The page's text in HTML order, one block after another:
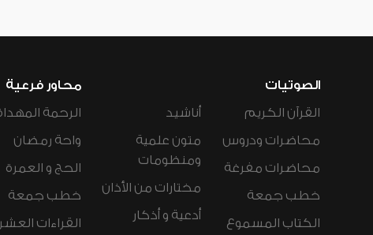
الصوتيات
القرآن الكريم
محاضرات ودروس
محاضرات مفرغة
خطب جمعة
الكتاب المسموع
أناشيد
متون علمية
ومنظومات
مختارات من الأذان
أدعية و أذكار
محاور فرعية
الرحمة
واحة رمضان
الحج و العمرة
خطب جمعة
القراءات العشر